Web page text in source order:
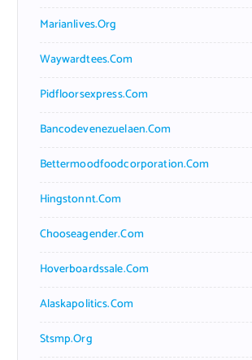
Marianlives.org
Waywardtees.com
Pidfloorsexpress.com
Bancodevenezuelaen.com
Bettermoodfoodcorporation.com
Hingstonnt.com
Chooseagender.com
Hoverboardssale.com
Alaskapolitics.com
Stsmp.org